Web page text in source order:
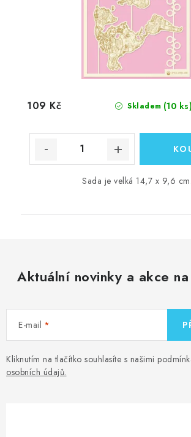
Skladem (10 ks)
109 Kč
Sada je velká 14,7 x 9,6 cm.
Aktuální novinky a akce
E-mail
Kliknutím na tlačítko souhlasíte s našimi
osobních údajů.